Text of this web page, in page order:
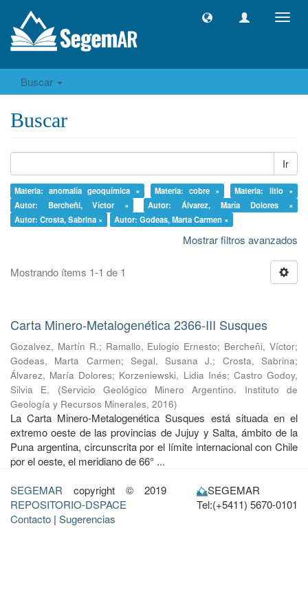
Buscar
Buscar
Ir
Materia: anomalía geoquímica × Materia: cobre ×
Materia: litio ×
Autor: Bercheñi, Víctor ×
Autor: Álvarez, María Dolores ×
Autor: Crosta, Sabrina ×
Autor: Godeas, Marta Carmen ×
Mostrar filtros avanzados
Mostrando ítems 1-1 de 1
Carta Minero-Metalogenética 2366-III Susques
Gozalvez, Martín R.; Ramallo, Eulogio Ernesto; Bercheñi, Víctor;
Godeas, Marta Carmen; Segal, Susana J.; Crosta, Sabrina;
Álvarez, María Dolores; Korzeniewski, Lidia Inés; Castro Godoy,
Silvia E.
(Servicio Geológico Minero Argentino. Instituto de
Geología y Recursos Minerales, 2016)
La Carta Minero-Metalogenética Susques está situada en el
extremo oeste de las provincias de Jujuy y Salta, ámbito de la
Puna argentina, circunscrita por el límite internacional con Chile
por el oeste, el meridiano de 66° ...
SEGEMAR copyright © 2019
REPOSITORIO-DSPACE
Contacto | Sugerencias
SEGEMAR
Tel:(+5411) 5670-0101